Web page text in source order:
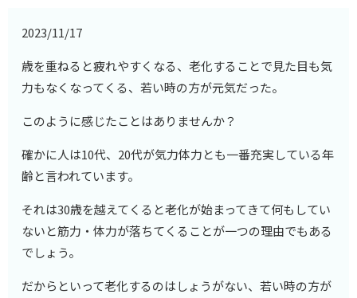
2023/11/17
歳を重ねると疲れやすくなる、老化することで見た目も気
力もなくなってくる、若い時の方が元気だった。
このように感じたことはありませんか？
確かに人は10代、20代が気力体力とも一番充実している年
齢と言われています。
それは30歳を越えてくると老化が始まってきて何もしてい
ないと筋力・体力が落ちてくることが一つの理由でもある
でしょう。
だからといって老化するのはしょうがない、若い時の方が